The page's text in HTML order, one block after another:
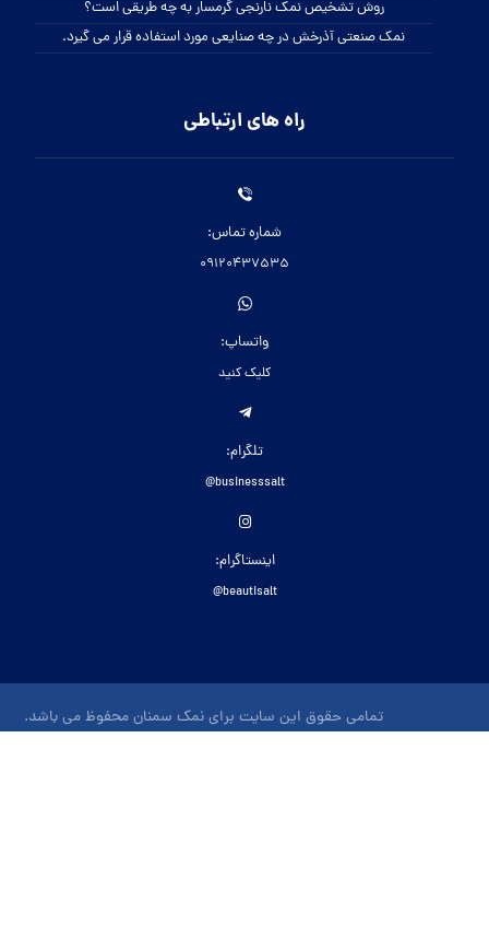
روش تشخیص نمک نارنجی گرمسار به چه طریقی است؟
نمک صنعتی آذرخش در چه صنایعی مورد استفاده قرار می گیرد.
راه های ارتباطی
شماره تماس:
09120437535
واتساپ:
کلیک کنید
تلگرام:
businesssalt@
اینستاگرام:
beautisalt@
تمامی حقوق این سایت برای نمک سمنان محفوظ می باشد.